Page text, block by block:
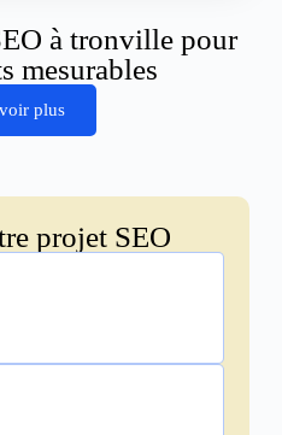
à tronville pour
mesurables
plus
projet SEO